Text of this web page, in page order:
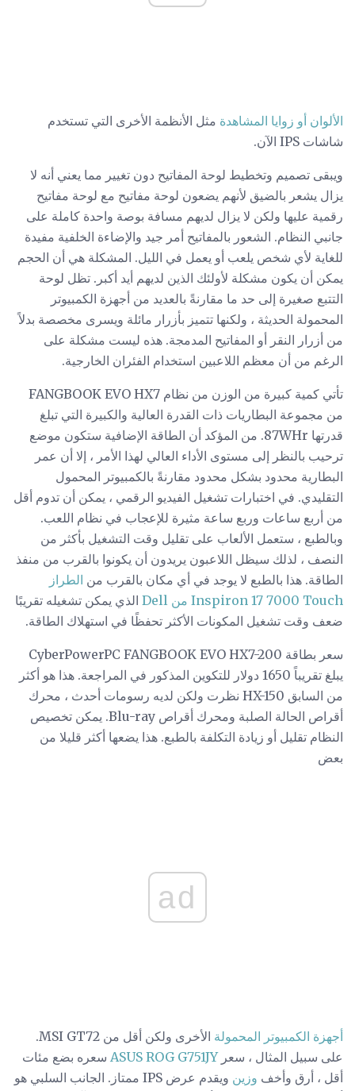
الألوان أو زوايا المشاهدة مثل الأنظمة الأخرى التي تستخدم
شاشات IPS الآن.
ويبقى تصميم وتخطيط لوحة المفاتيح دون تغيير مما يعني أنه لا
يزال يشعر بالضيق لأنهم يضعون لوحة مفاتيح مع لوحة مفاتيح
رقمية عليها ولكن لا يزال لديهم مسافة بوصة واحدة كاملة على
جانبي النظام. الشعور بالمفاتيح أمر جيد والإضاءة الخلفية مفيدة
للغاية لأي شخص يلعب أو يعمل في الليل. المشكلة هي أن الحجم
يمكن أن يكون مشكلة لأولئك الذين لديهم أيد أكبر. تظل لوحة
التتبع صغيرة إلى حد ما مقارنةً بالعديد من أجهزة الكمبيوتر
المحمولة الحديثة ، ولكنها تتميز بأزرار مائلة ويسرى مخصصة بدلاً
من أزرار النقر أو المفاتيح المدمجة. هذه ليست مشكلة على
الرغم من أن معظم اللاعبين استخدام الفئران الخارجية.
تأتي كمية كبيرة من الوزن من نظام FANGBOOK EVO HX7
من مجموعة البطاريات ذات القدرة العالية والكبيرة التي تبلغ
قدرتها 87WHr. من المؤكد أن الطاقة الإضافية ستكون موضع
ترحيب بالنظر إلى مستوى الأداء العالي لهذا الأمر ، إلا أن عمر
البطارية محدود بشكل محدود مقارنةً بالكمبيوتر المحمول
التقليدي. في اختبارات تشغيل الفيديو الرقمي ، يمكن أن تدوم أقل
من أربع ساعات وربع ساعة مثيرة للإعجاب في نظام اللعب.
وبالطبع ، ستعمل الألعاب على تقليل وقت التشغيل بأكثر من
النصف ، لذلك سيظل اللاعبون يريدون أن يكونوا بالقرب من منفذ
الطاقة. هذا بالطبع لا يوجد في أي مكان بالقرب من الطراز
Inspiron 17 7000 Touch من Dell
الذي يمكن تشغيله تقريبًا
ضعف وقت تشغيل المكونات الأكثر تحفظًا في استهلاك الطاقة.
سعر بطاقة CyberPowerPC FANGBOOK EVO HX7-200
يبلغ تقريباً 1650 دولار للتكوين المذكور في المراجعة. هذا هو أكثر
من السابق HX-150 نظرت ولكن لديه رسومات أحدث ، محرك
أقراص الحالة الصلبة ومحرك أقراص Blu-ray. يمكن تخصيص
النظام تقليل أو زيادة التكلفة بالطبع. هذا يضعها أكثر قليلا من
بعض
ad
أجهزة الكمبيوتر المحمولة
الأخرى ولكن أقل من MSI GT72.
على سبيل المثال ، سعرASUS ROG G751JY سعره بضع مئات
أقل ، أرق وأخف وزين
ويقدم عرض IPS ممتاز. الجانب السلبي هو